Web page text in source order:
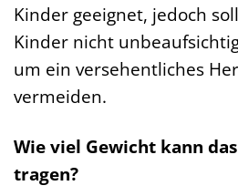
Kinder geeignet, jedoch
Kinder nicht
um ein versehentliches
vermeiden.
Wie viel Gewicht kann
tragen?